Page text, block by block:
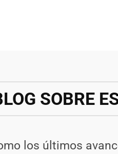
SOBRE
los últimos